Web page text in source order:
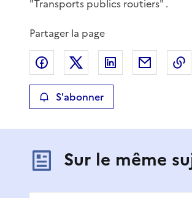
"Transports publics routiers" .
Partager la page
Partager sur Facebook
Partager sur XPartager sur
S'abonner
Sur le même